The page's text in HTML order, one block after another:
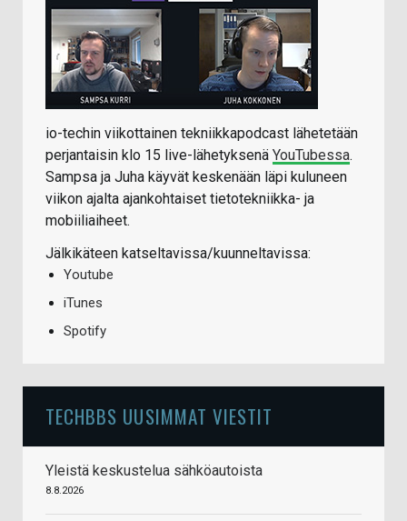
io-techin viikottainen tekniikkapodcast lähetetään
perjantaisin klo 15 live-lähetyksenä YouTubessa.
Sampsa ja Juha käyvät keskenään läpi kuluneen
viikon ajalta ajankohtaiset tietotekniikka- ja
mobiiliaiheet.
Jälkikäteen katseltavissa/kuunneltavissa:
Youtube
iTunes
Spotify
TECHBBS UUSIMMAT VIESTIT
Yleistä keskustelua sähköautoista
8.8.2026